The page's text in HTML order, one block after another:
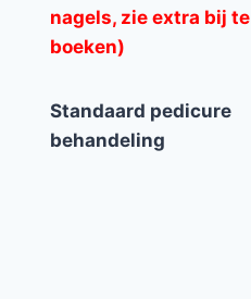
nagels, zie extra bij te
boeken)
Standaard pedicure
behandeling